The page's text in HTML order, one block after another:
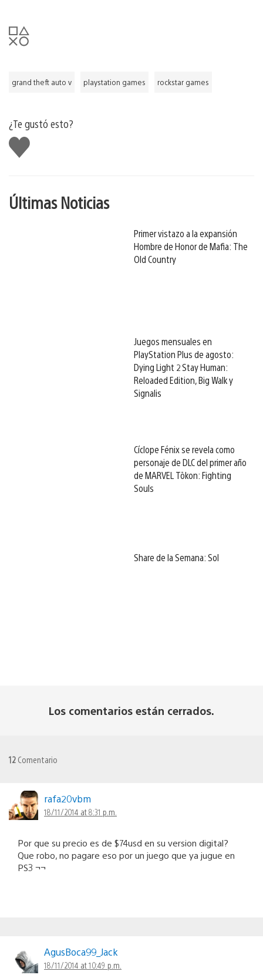
grand theft auto v playstation games rockstar games
¿Te gustó esto?
Me
gusta
Últimas Noticias
Primer vistazo a la expansión
Hombre de Honor de Mafia: The
Old Country
Juegos mensuales en
PlayStation Plus de agosto:
Dying Light 2 Stay Human:
Reloaded Edition, Big Walk y
Signalis
Cíclope Fénix se revela como
personaje de DLC del primer año
de MARVEL Tōkon: Fighting
Souls
Share de la Semana: Sol
Los comentarios están cerrados.
12 Comentario
rafa20vbm
18/11/2014 at 8:31 p.m.
Por que su precio es de $74usd en su version digital?
Que robo, no pagare eso por un juego que ya jugue en
PS3 ¬¬
AgusBoca99_Jack
18/11/2014 at 10:49 p.m.